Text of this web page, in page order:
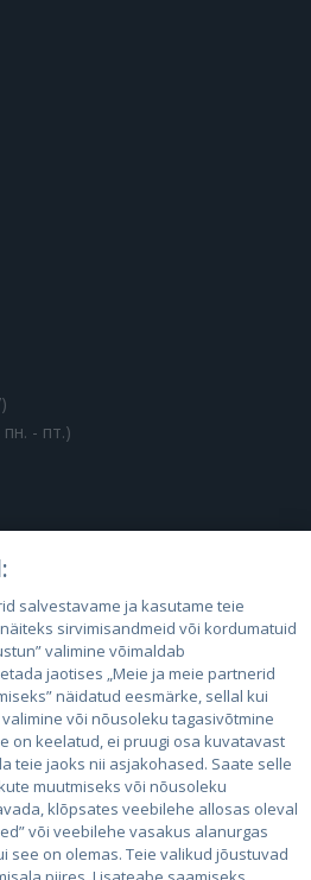
- пт.)
salvestavame ja kasutame teie
sirvimisandmeid või kordumatuid
valimine võimaldab
jaotises „Meie ja meie partnerid
näidatud eesmärke, sellal kui
valimine või nõusoleku tagasivõtmine
on keelatud, ei pruugi osa kuvatavast
teie jaoks nii asjakohased. Saate selle
muutmiseks või nõusoleku
klõpsates veebilehe allosas oleval
või veebilehe vasakus alanurgas
see on olemas. Teie valikud jõustuvad